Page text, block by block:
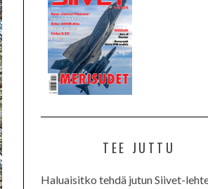
TEE JUTTU
Haluaisitko tehdä jutun Siivet-